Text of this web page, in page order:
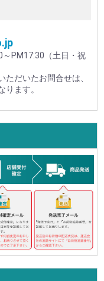
PM17:30（土日・祝
ただいたお問合せは、
ります。